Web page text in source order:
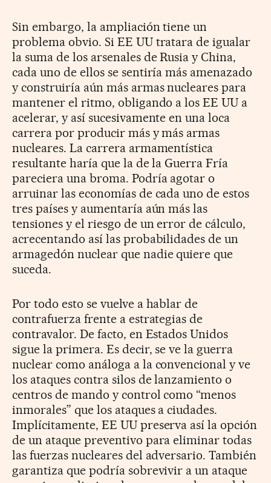
Sin embargo, la ampliación tiene un
problema obvio. Si EE UU tratara de igualar
la suma de los arsenales de Rusia y China,
cada uno de ellos se sentiría más amenazado
y construiría aún más armas nucleares para
mantener el ritmo, obligando a los EE UU a
acelerar, y así sucesivamente en una loca
carrera por producir más y más armas
nucleares. La carrera armamentística
resultante haría que la de la Guerra Fría
pareciera una broma. Podría agotar o
arruinar las economías de cada uno de estos
tres países y aumentaría aún más las
tensiones y el riesgo de un error de cálculo,
acrecentando así las probabilidades de un
armagedón nuclear que nadie quiere que
suceda.
Por todo esto se vuelve a hablar de
contrafuerza frente a estrategias de
contravalor. De facto, en Estados Unidos
sigue la primera. Es decir, se ve la guerra
nuclear como análoga a la convencional y ve
los ataques contra silos de lanzamiento o
centros de mando y control como “menos
inmorales” que los ataques a ciudades.
Implícitamente, EE UU preserva así la opción
de un ataque preventivo para eliminar todas
las fuerzas nucleares del adversario. También
garantiza que podría sobrevivir a un ataque